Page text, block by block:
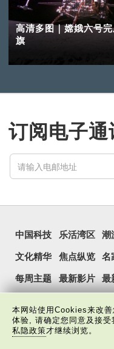
高清多图｜嫦娥六号
旗
订阅电子通
中国科技 乐活湾区 潮
文化精华 焦点纵览 名
每周主题 最新影片 最
本网站使用Cookies来改善
体验, 请确定您同意及接受
私隐政策才继续浏览。